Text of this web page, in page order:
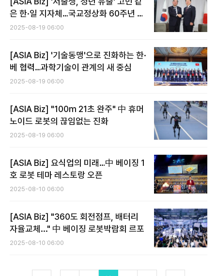
은 한·일 지자체…국교정상화 60주년 맞
아 교류 급증
2025-08-19 06:00
[ASIA Biz] '기술동맹'으로 진화하는 한·
베 협력…과학기술이 관계의 새 중심
2025-08-19 06:00
[ASIA Biz] "100m 21초 완주" 中 휴머
노이드 로봇의 끊임없는 진화
2025-08-19 06:00
[ASIA Biz] 요식업의 미래…中 베이징 1
호 로봇 테마 레스토랑 오픈
2025-08-10 06:00
[ASIA Biz] "360도 회전점프, 배터리
자율교체..." 中 베이징 로봇박람회 르포
2025-08-10 06:00